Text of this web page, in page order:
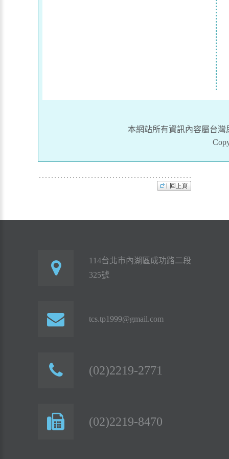
本網站所有資訊內容屬台
114台北市內湖區成功路二段
325號
tcs.tp1999@gmail.com
(02)2219-2771
(02)2219-8470